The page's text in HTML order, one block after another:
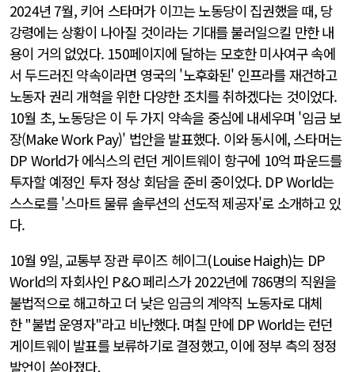
2024년 7월, 키어 스타머가 이끄는 노동당이 집권했을 때, 당
강령에는 상황이 나아질 것이라는 기대를 불러일으킬 만한 내
용이 거의 없었다. 150페이지에 달하는 모호한 미사여구 속에
서 두드러진 약속이라면 영국의 '노후화된' 인프라를 재건하고
노동자 권리 개혁을 위한 다양한 조치를 취하겠다는 것이었다.
10월 초, 노동당은 이 두 가지 약속을 중심에 내세우며 '임금 보
장(Make Work Pay)' 법안을 발표했다. 이와 동시에, 스타머는
DP World가 에식스의 런던 게이트웨이 항구에 10억 파운드를
투자할 예정인 투자 정상 회담을 준비 중이었다. DP World는
스스로를 '스마트 물류 솔루션의 선도적 제공자'로 소개하고 있
다.
10월 9일, 교통부 장관 루이즈 헤이그(Louise Haigh)는 DP
World의 자회사인 P&O페리스가2022년에 786명의 직원을
불법적으로 해고하고 더 낮은 임금의 계약직 노동자로 대체
한 "불법 운영자"라고 비난했다.며칠 만에 DP World는 런던
게이트웨이 발표를 보류하기로 결정했고,이에 정부 측의 정정
발언이 쏟아졌다.